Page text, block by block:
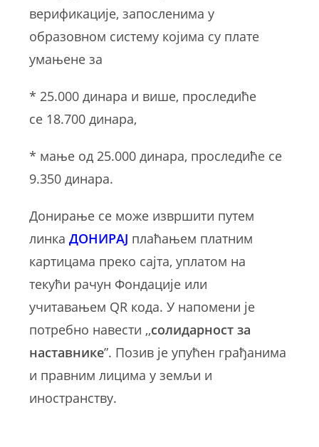
верификације, запосленима у
образовном систему којима су плате
умањене за
* 25.000 динара и више, проследиће
се 18.700 динара,
* мање од 25.000 динара, проследиће се
9.350 динара.
Донирање се може извршити путем
линкаДОНИРАЈ плаћањем платним
картицама преко сајта, уплатом на
текући рачун Фондације или
учитавањем QR кода. У напомени је
потребно навести ,,солидарност за
наставнике”. Позив је упућен грађанима
и правним лицима у земљи и
иностранству.